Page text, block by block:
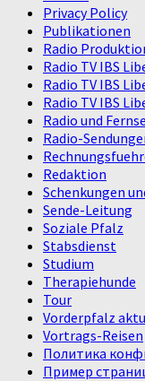
Privacy Policy
Publikationen
Radio
Radio TV IBS
Radio TV IBS
Radio TV IBS
Radio und
Radio-
Redaktion
Schenkungen
Sende-Leitung
Soziale Pfalz
Stabsdienst
Studium
Therapiehunde
Tour
Vorderpfalz
Vortrags-Reisen
Политика
Пример